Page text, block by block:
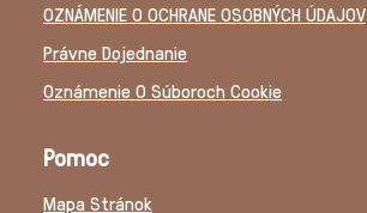
OZNÁMENIE O OCHRANE OSOBNÝCH ÚDAJOV
Nastavenia súborov cookie
Právne Dojednanie
Pomoc